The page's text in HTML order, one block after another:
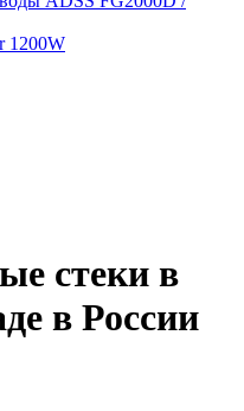
1200W
стеки в
в России